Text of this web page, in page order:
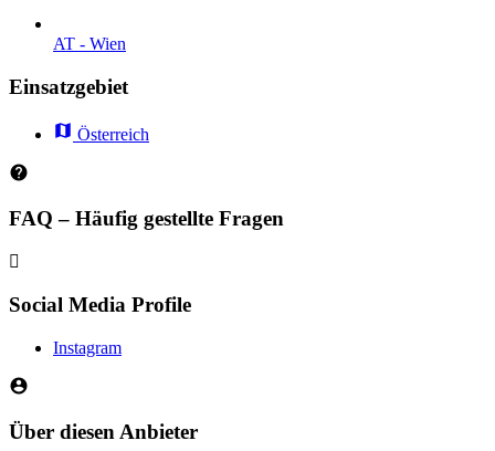
AT - Wien
Einsatzgebiet
Österreich
FAQ – Häufig gestellte Fragen
Social Media Profile
Instagram
Über diesen Anbieter